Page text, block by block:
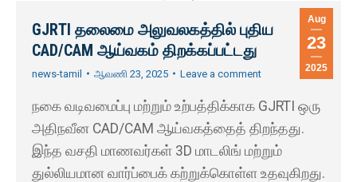
Aug
23
2025
GJRTI தலைமை அலுவலகத்தில் புதிய
CAD/CAM ஆய்வகம் திறக்கப்பட்டது
news-tamil ஆவணி 23, 2025 Leave a comment
நகை வடிவமைப்பு மற்றும் உற்பத்திக்காக GJRTI ஒரு
அதிநவீன CAD/CAM ஆய்வகத்தைத் திறந்தது.
இந்த வசதி மாணவர்கள் 3D மாடலிங் மற்றும்
துல்லியமான வார்ப்பைக் கற்றுக்கொள்ள உதவுகிறது.